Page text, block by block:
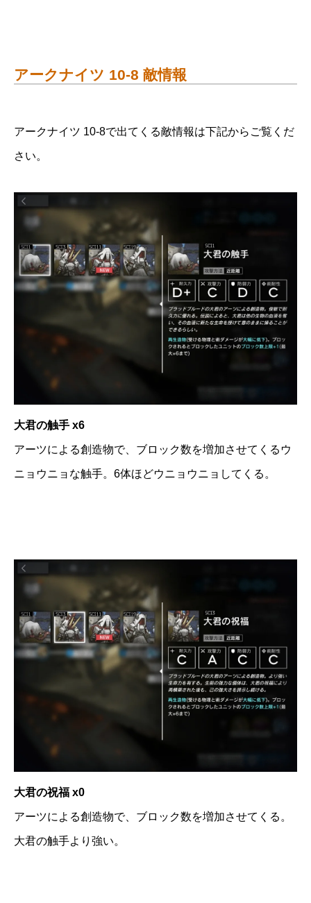
アークナイツ 10-8 敵情報
アークナイツ 10-8で出てくる敵情報は下記からご覧くだ
さい。
大君の触手 x6
アーツによる創造物で、ブロック数を増加させてくるウ
ニョウニョな触手。6体ほどウニョウニョしてくる。
大君の祝福 x0
アーツによる創造物で、ブロック数を増加させてくる。
大君の触手より強い。